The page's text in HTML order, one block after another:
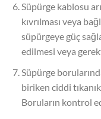
Süpürge kablosu
kıvrılması veya
süpürgeye güç
edilmesi veya
Süpürge
biriken ciddi
Boruların kontrol